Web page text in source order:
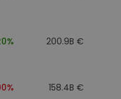
200.9B €
158.4B €